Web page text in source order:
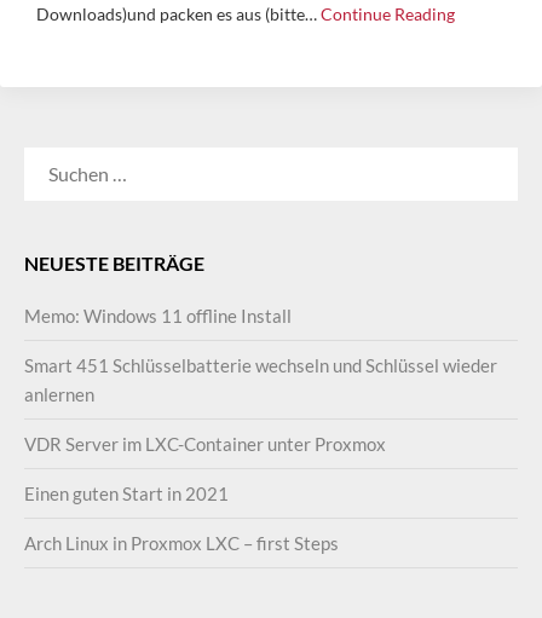
Downloads)und packen es aus (bitte…Continue Reading
NEUESTE BEITRÄGE
Memo: Windows 11 offline Install
Smart 451 Schlüsselbatterie wechseln und Schlüssel wieder
anlernen
VDR Server im LXC-Container unter Proxmox
Einen guten Start in 2021
Arch Linux in Proxmox LXC – first Steps